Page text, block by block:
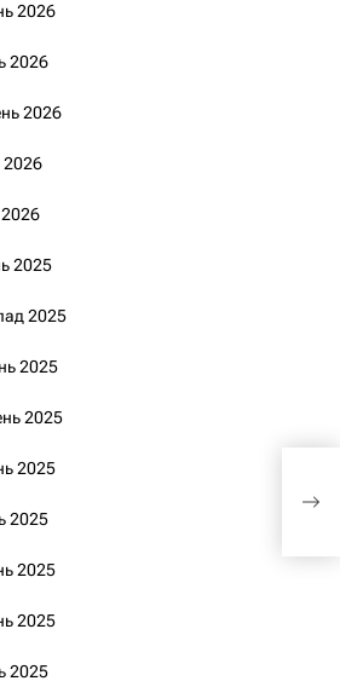
2026
2026
2026
2026
2025
2025
2025
2025
2025
2025
2025
2025
2025